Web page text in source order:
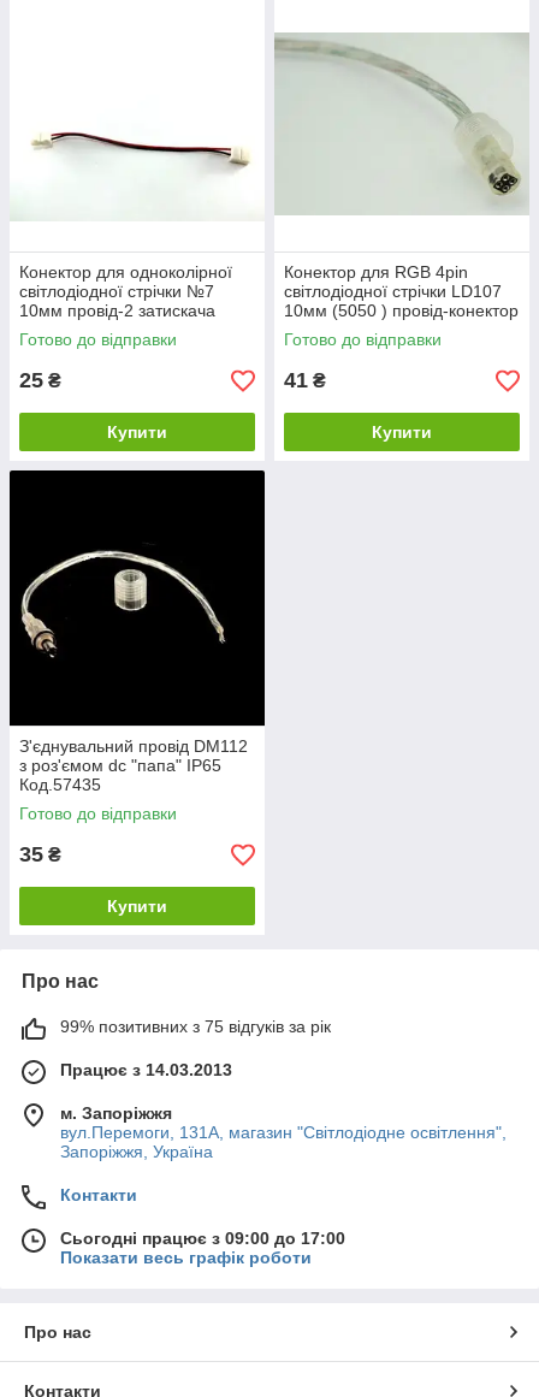
Конектор для одноколірної
світлодіодної стрічки №7
10мм провід-2 затискача
Код.57335
Готово до відправки
25 ₴
Купити
Конектор для RGB 4pin
світлодіодної стрічки LD107
10мм (5050 ) провід-конектор
мама-затискач ip65
Код.57420
Готово до відправки
41 ₴
Купити
З'єднувальний провід DM112
з роз'ємом dc "папа" IP65
Код.57435
Готово до відправки
35 ₴
Купити
Про нас
99% позитивних з 75 відгуків за рік
Працює з 14.03.2013
м. Запоріжжя
вул.Перемоги, 131А, магазин "Світлодіодне освітлення",
Запоріжжя, Україна
Контакти
Сьогодні працює з 09:00 до 17:00
Показати весь графік роботи
Про нас
Контакти